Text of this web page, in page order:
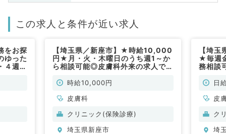
この求人と条件が近い求人
をお探
ゆった
４週月
【埼玉県／新座市】★時給10,000
円★月・火・木曜日のうち週1～か
ら相談可能◎皮膚科外来の求人で
通勤可～（皮膚科／非常勤）
時給10,000円
皮膚科
クリニック(保険診療)
埼玉県新座市
【埼
★毎週
務相談
（皮膚
日
皮
ク
埼